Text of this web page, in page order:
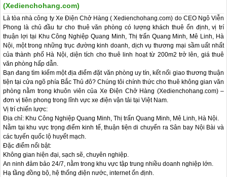
(Xedienchohang.com)
Là tòa nhà công ty Xe Điện Chở Hàng ( Xedienchohang.com) do CEO Ngô Viễn
Phong là chủ đầu tư cho thuê văn phòng có lượng khách thuê ổn định, vị trí
thuận lợi tại Khu Công Nghiệp Quang Minh, Thị trấn Quang Minh, Mê Linh, Hà
Nội, một trong những trục đường kinh doanh, dịch vụ thương mại sầm uất nhất
của thành phố Hà Nội, diện tích cho thuê linh hoạt từ 200m2 trở lên, giá thuê
văn phòng hấp dẫn.
Bạn đang tìm kiếm một địa điểm đặt văn phòng uy tín, kết nối giao thương thuận
tiện tại cửa ngõ phía Bắc Thủ đô? Chúng tôi chính thức cho thuê không gian văn
phòng nằm trong khuôn viên của Xe Điện Chở Hàng (Xedienchohang.com) –
đơn vị tiên phong trong lĩnh vực xe điện vận tải tại Việt Nam.
Vị trí chiến lược:
Địa chỉ: Khu Công Nghiệp Quang Minh, Thị trấn Quang Minh, Mê Linh, Hà Nội.
Nằm tại khu vực trọng điểm kinh tế, thuận tiện di chuyển ra Sân bay Nội Bài và
các tuyến quốc lộ huyết mạch.
Đặc điểm nổi bật:
Không gian hiện đại, sạch sẽ, chuyên nghiệp.
An ninh đảm bảo 24/7, nằm trong khu vực tập trung nhiều doanh nghiệp lớn.
Hạ tầng đồng bộ, hệ thống điện nước, internet ổn định.